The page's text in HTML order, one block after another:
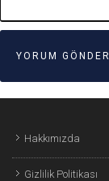
Hakkımızda
Gizlilik Politikası